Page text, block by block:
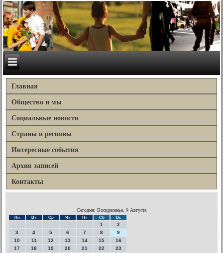
Главная
Общество и мы
Социальные новости
Страны и регионы
Интересные события
Архив записей
Контакты
Сегодня: Воскресенье, 9 Августа
Пн Вт Ср Чт Пт Сб Вс
1
2
3
4 5 6 7 8
9
10
11 12 13 14 15
16
17
18 19 20 21 22
23